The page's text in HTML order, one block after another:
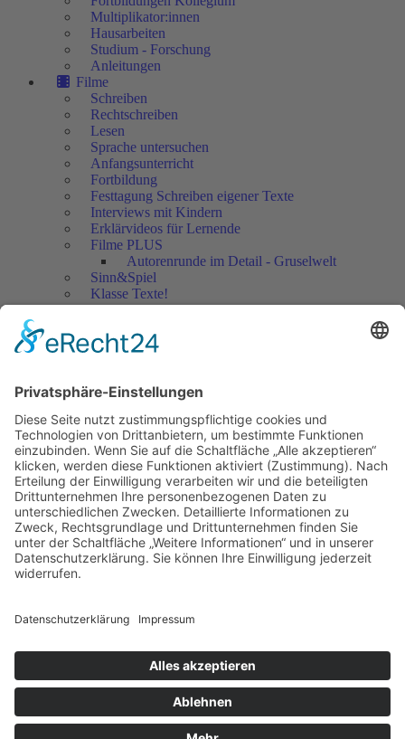
Multiplikator:innen
Hausarbeiten
Studium - Forschung
Anleitungen
Filme
Schreiben
Rechtschreiben
Lesen
Sprache untersuchen
Anfangsunterricht
Fortbildung
Festtagung Schreiben eigener Texte
Interviews mit Kindern
Erklärvideos für Lernende
Filme PLUS
Autorenrunde im Detail - Gruselwelt
Sinn&Spiel
Klasse Texte!
Filmausschnitte Grundschule
Jedes Kind wertschätzen!
Artikel
Artikel 2018
Artikel 2017
Artikel 2016
Artikel 2015
Artikel 2014
Artikel 2013
Artikel 2012
Artikel bis 2011
Artikel zum Download - Religion
Artikel zum Download
Autorenrunden
Individuelle Lernwege Teil II A
Individuelle Lernwege Teil II B
Weitere Bücher Deutsch
Forschung